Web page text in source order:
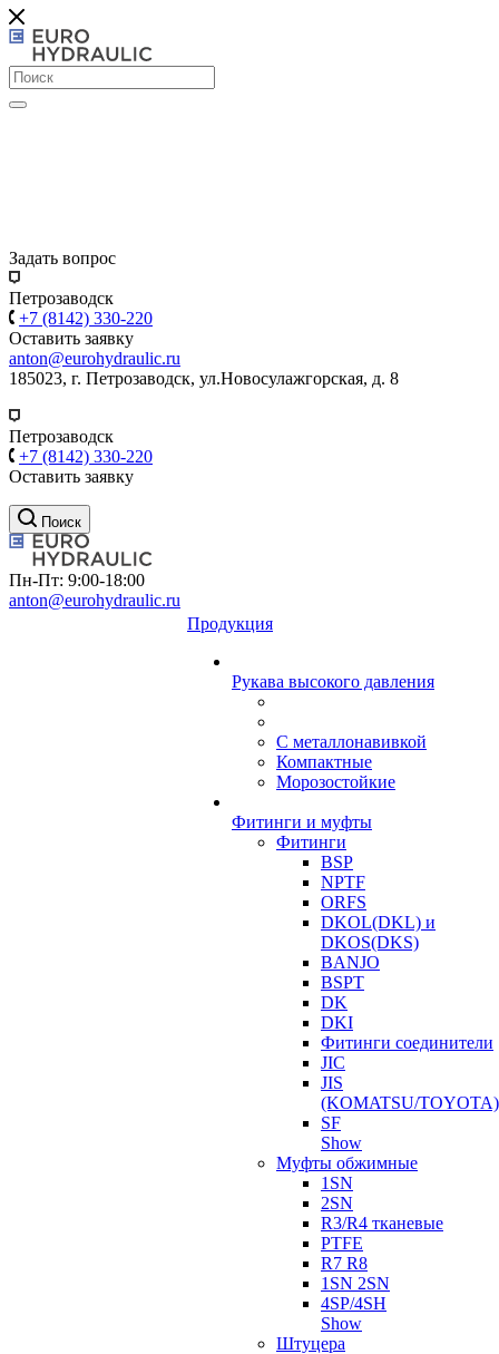
Задать вопрос
Петрозаводск
+7 (8142) 330-220
Оставить заявку
anton@eurohydraulic.ru
185023, г. Петрозаводск, ул.Новосулажгорская, д. 8
Петрозаводск
+7 (8142) 330-220
Оставить заявку
Поиск
Пн-Пт: 9:00-18:00
anton@eurohydraulic.ru
Продукция
Рукава высокого давления
С металлонавивкой
Компактные
Морозостойкие
Фитинги и муфты
Фитинги
BSP
NPTF
ORFS
DKOL(DKL) и
DKOS(DKS)
BANJO
BSPT
DK
DKI
Фитинги соединители
JIC
JIS
(KOMATSU/TOYOTA)
SF
Show
Муфты обжимные
1SN
2SN
R3/R4 тканевые
PTFE
R7 R8
1SN 2SN
4SP/4SH
Show
Штуцера